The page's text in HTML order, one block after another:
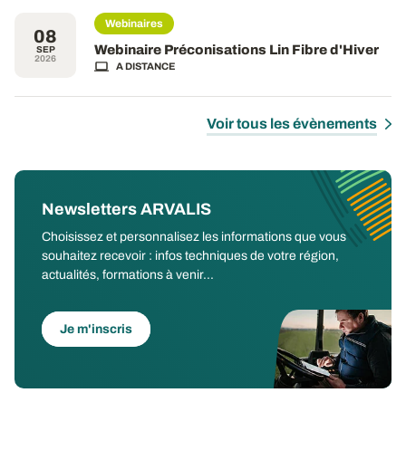
08
SEP
2026
Webinaires
Webinaire Préconisations Lin Fibre d'Hiver
A DISTANCE
Voir tous les évènements
Newsletters ARVALIS
Choisissez et personnalisez les informations que vous
souhaitez recevoir : infos techniques de votre région,
actualités, formations à venir...
Je m'inscris